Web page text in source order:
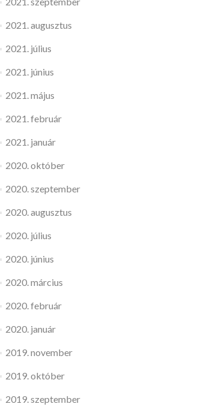
2021. augusztus
2021. július
2021. június
2021. május
2021. február
2021. január
2020. október
2020. szeptember
2020. augusztus
2020. július
2020. június
2020. március
2020. február
2020. január
2019. november
2019. október
2019. szeptember